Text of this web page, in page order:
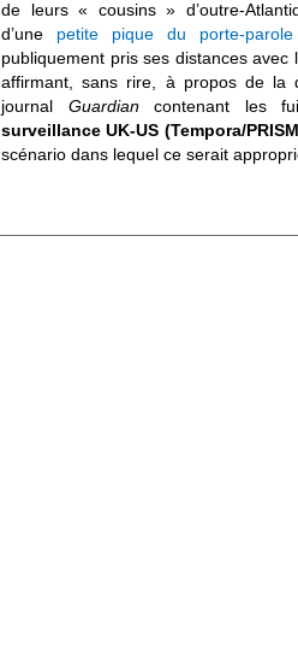
de leurs « cousins » d’outre-
d’une petite pique du porte-
publiquement pris ses distances
affirmant, sans rire, à propos de la
journal Guardiancontenant les
surveillance UK-US (Tempora/
scénario dans lequel ce serait